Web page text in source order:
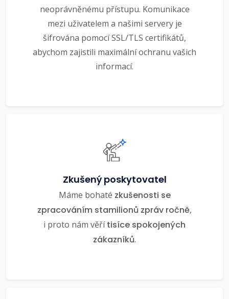
neoprávněnému přístupu. Komunikace
mezi uživatelem a našimi servery je
šifrována pomocí SSL/TLS certifikátů,
abychom zajistili maximální ochranu vašich
informací.
Zkušený poskytovatel
Máme bohaté zkušenosti se
zpracováním stamilionů zpráv ročně,
i proto nám věřítisíce spokojených
zákazníků.